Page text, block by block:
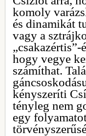
komoly
és dinamikát
vagy a
hogy vegye
számíthat.
kényszeríti
tényleg nem
egy